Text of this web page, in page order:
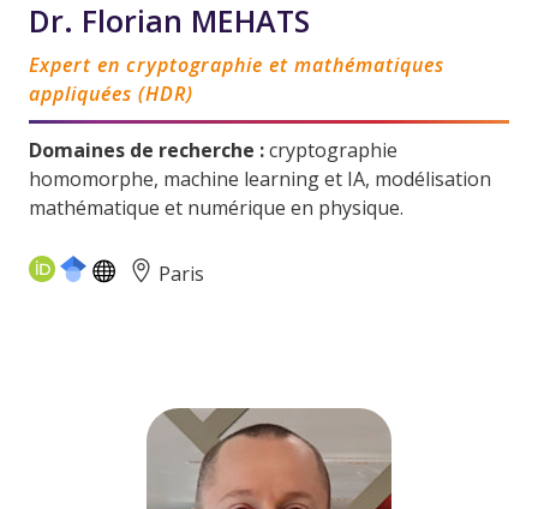
Dr. Florian MEHATS
Expert en cryptographie et mathématiques
appliquées (HDR)
Domaines de recherche :cryptographie
homomorphe, machine learning et IA, modélisation
mathématique et numérique en physique.
Paris